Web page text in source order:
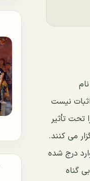
نیست
تحت تأثیر
می کنند.
درج شده
گناه